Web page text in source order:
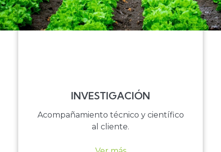
INVESTIGACIÓN
Acompañamiento técnico y científico
al cliente.